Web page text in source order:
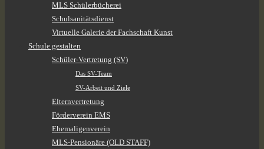
MLS Schülerbücherei
Schulsanitätsdienst
Virtuelle Galerie der Fachschaft Kunst
Schule gestalten
Schüler-Vertretung (SV)
Das SV-Team
SV-Arbeit und Ziele
Elternvertretung
Förderverein EMS
Ehemaligenverein
MLS-Pensionäre (OLD STAFF)